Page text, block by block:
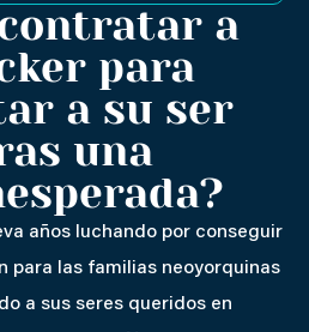
a
para
a su ser
una
años luchando por conseguir
para las familias neoyorquinas
a sus seres queridos en